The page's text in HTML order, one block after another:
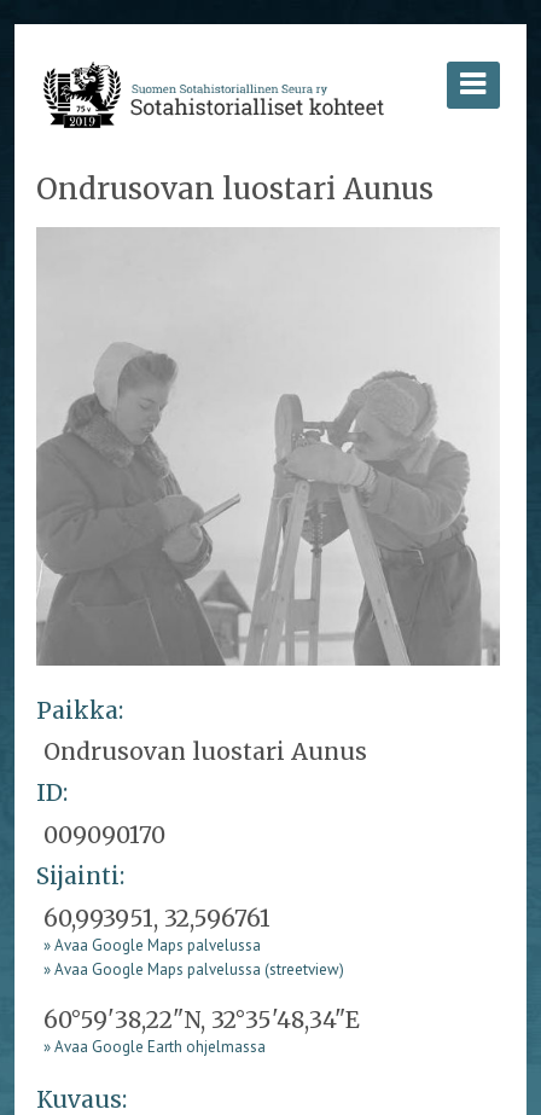
Ondrusovan luostari Aunus
Paikka:
Ondrusovan luostari Aunus
ID:
009090170
Sijainti:
60,993951, 32,596761
» Avaa Google Maps palvelussa
» Avaa Google Maps palvelussa (streetview)
60°59'38,22"N, 32°35'48,34"E
» Avaa Google Earth ohjelmassa
Kuvaus: